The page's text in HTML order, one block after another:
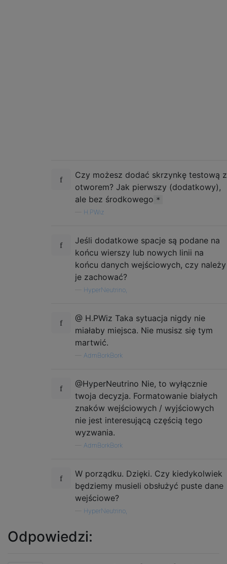
Czy możesz dodać skrzynkę testową z
otworem? Jak pierwszy (dodatkowy),
ale bez środkowego *
H.PWiz
Jeśli dodatkowe spacje są podane na
końcu wierszy lub nowych linii na
końcu danych wejściowych, czy należy
je zachować?
HyperNeutrino,
@ H.PWiz Taka sytuacja nigdy nie
miałaby miejsca. Nie musisz się tym
martwić.
AdmBorkBork
@HyperNeutrino Nie, to wyłącznie
twoja decyzja. Formatowanie białych
znaków wejściowych / wyjściowych
nie jest interesującą częścią tego
wyzwania.
AdmBorkBork
W porządku. Dzięki. Czy kiedykolwiek
będziemy musieli obsłużyć puste dane
wejściowe?
HyperNeutrino,
Odpowiedzi: